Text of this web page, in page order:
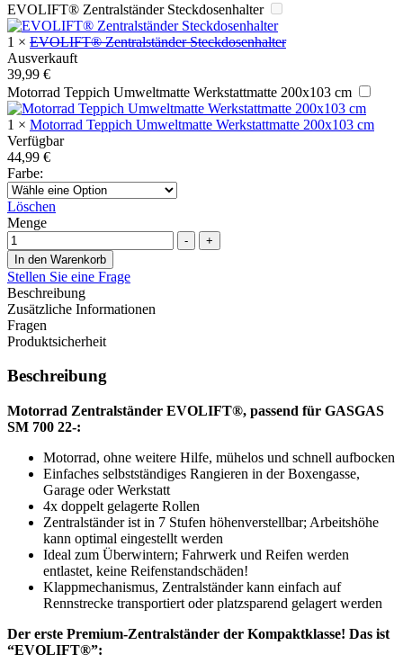
EVOLIFT® Zentralständer Steckdosenhalter
1 × EVOLIFT® Zentralständer Steckdosenhalter
Ausverkauft
39,99 €
Motorrad Teppich Umweltmatte Werkstattmatte 200x103 cm
1 × Motorrad Teppich Umweltmatte Werkstattmatte 200x103 cm
Verfügbar
44,99 €
Farbe:
Löschen
Menge
-
+
In den Warenkorb
Stellen Sie eine Frage
Beschreibung
Zusätzliche Informationen
Fragen
Produktsicherheit
Beschreibung
Motorrad Zentralständer EVOLIFT®, passend für GASGAS
SM 700 22-:
Motorrad, ohne weitere Hilfe, mühelos und schnell aufbocken
Einfaches selbstständiges Rangieren in der Boxengasse,
Garage oder Werkstatt
4x doppelt gelagerte Rollen
Zentralständer ist in 7 Stufen höhenverstellbar; Arbeitshöhe
kann optimal eingestellt werden
Ideal zum Überwintern; Fahrwerk und Reifen werden
entlastet, keine Reifenstandschäden!
Klappmechanismus, Zentralständer kann einfach auf
Rennstrecke transportiert oder platzsparend gelagert werden
Der erste Premium-Zentralständer der Kompaktklasse! Das ist
“EVOLIFT®”: